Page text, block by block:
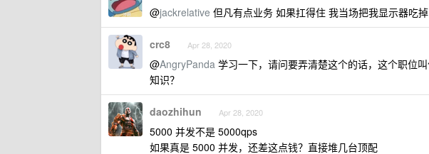
@jackrelative 但凡有点业务 如果扛得住 我当场把我显示器吃掉
crc8 Apr 28, 2020
@AngryPanda 学习一下，请问要弄清楚这个的话，这个职位
知识？
daozhihun Apr 28, 2020
5000 并发不是 5000qps
如果真是 5000 并发，还差这点钱？直接堆几台顶配